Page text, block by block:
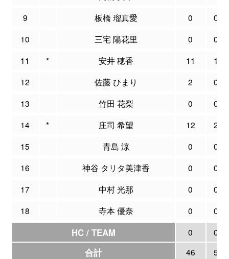
9
板橋 瑠真愛 0
0
10
三宅 陽花里 0
0
11
* 安井 穂香 11
1
12
佐藤 ひまり 2
0
13
竹田 花梨 0
0
14
* 庄司 希望 12
2
15
青島 涼 0
0
16
神谷 タリタ美津香 0
0
17
中村 光那 0
0
18
寺本 優奈 0 0
HC / TEAM 0 0
合計 46 5